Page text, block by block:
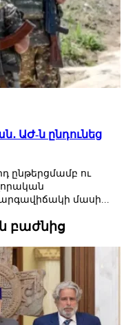
ԱԺ-ն ընդունեց
ընթերցմամբ ու
մասի...
բաժնից